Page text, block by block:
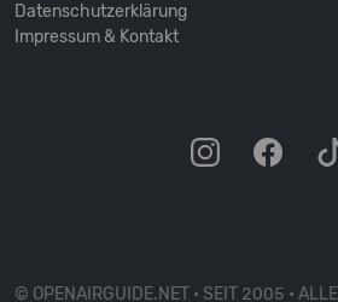
Datenschutz­erklärung
Impressum & Kontakt
© OPENAIRGUIDE.NET • SEIT 2005 •